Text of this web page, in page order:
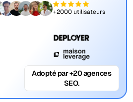
+2000 utilisateurs
Adopté par +20 agences
SEO.